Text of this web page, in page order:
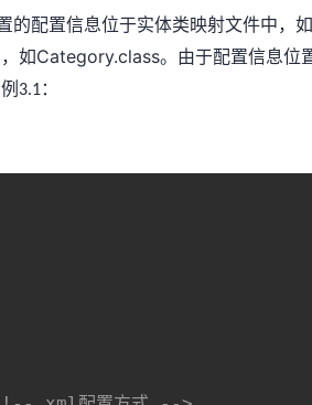
的配置信息位于实体类映射文件中，如
如Category.class。由于配置信息位
3.1：